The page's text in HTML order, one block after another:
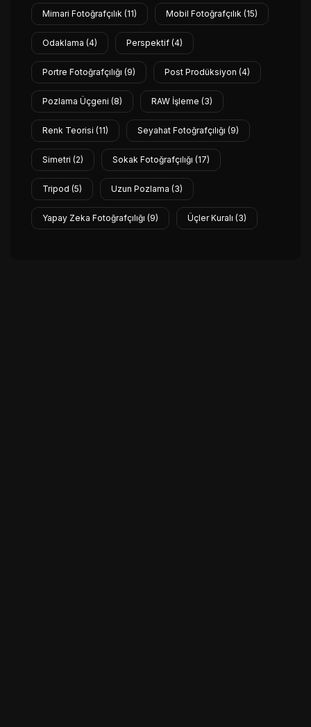
Mimari Fotoğrafçılık (11) Mobil Fotoğrafçılık (15)
Odaklama (4) Perspektif (4)
Portre Fotoğrafçılığı (9) Post Prodüksiyon (4)
Pozlama Üçgeni (8) RAW İşleme (3)
Renk Teorisi (11) Seyahat Fotoğrafçılığı (9)
Simetri (2) Sokak Fotoğrafçılığı (17)
Tripod (5) Uzun Pozlama (3)
Yapay Zeka Fotoğrafçılığı (9) Üçler Kuralı (3)